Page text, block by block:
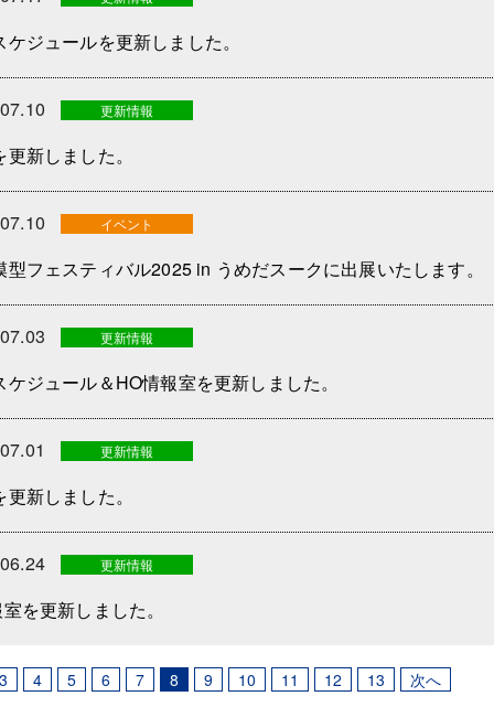
ケジュールを更新しました。
更新情報
新しました。
イベント
型フェスティバル2025 in うめだスークに出展いたします。
更新情報
ケジュール＆HO情報室を更新しました。
更新情報
新しました。
更新情報
を更新しました。
3 4 5 6 7 8 9 10 11 12 13 次へ